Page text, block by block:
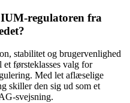
regulatoren fra
stabilitet og brugervenlighed
førsteklasses valg for
Med let aflæselige
skiller den sig ud som et
svejsning.